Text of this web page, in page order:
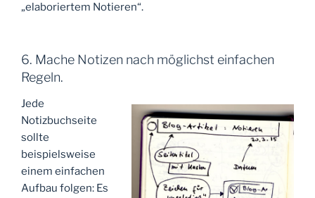
„elaboriertem Notieren“.
6. Mache Notizen nach möglichst einfachen
Regeln.
Jede
Notizbuchseite
sollte
beispielsweise
einem einfachen
Aufbau folgen: Es